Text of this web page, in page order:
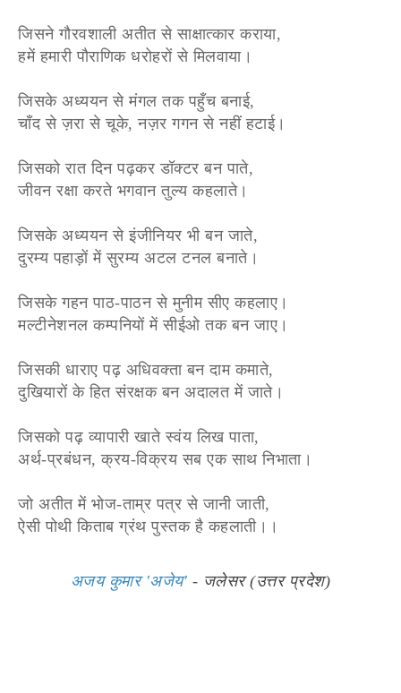
जिसने गौरवशाली अतीत से साक्षात्कार कराया,
हमें हमारी पौराणिक धरोहरों से मिलवाया।
जिसके अध्ययन से मंगल तक पहुँच बनाई,
चाँद से ज़रा से चूके, नज़र गगन से नहीं हटाई।
जिसको रात दिन पढ़कर डॉक्टर बन पाते,
जीवन रक्षा करते भगवान तुल्य कहलाते।
जिसके अध्ययन से इंजीनियर भी बन जाते,
दुरम्य पहाड़ों में सुरम्य अटल टनल बनाते।
जिसके गहन पाठ-पाठन से मुनीम सीए कहलाए।
मल्टीनेशनल कम्पनियों में सीईओ तक बन जाए।
जिसकी धाराए पढ़ अधिवक्ता बन दाम कमाते,
दुखियारों के हित संरक्षक बन अदालत में जाते।
जिसको पढ़ व्यापारी खाते स्वंय लिख पाता,
अर्थ-प्रबंधन, क्रय-विक्रय सब एक साथ निभाता।
जो अतीत में भोज-ताम्र पत्र से जानी जाती,
ऐसी पोथी किताब ग्रंथ पुस्तक है कहलाती।।
अजय कुमार 'अजेय' - जलेसर (उत्तर प्रदेश)